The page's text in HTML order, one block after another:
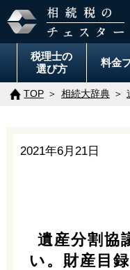
税理士の
選び方
料金
TOP 相続大辞典
2021年6月21日
遺産分割協
い。財産目